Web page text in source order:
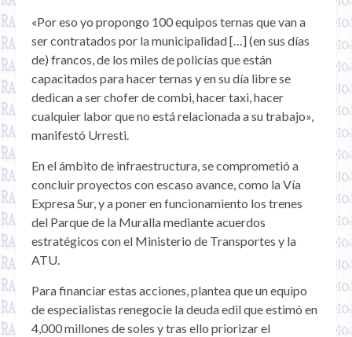
«Por eso yo propongo 100 equipos ternas que van a
ser contratados por la municipalidad […] (en sus días
de) francos, de los miles de policías que están
capacitados para hacer ternas y en su día libre se
dedican a ser chofer de combi, hacer taxi, hacer
cualquier labor que no está relacionada a su trabajo»,
manifestó Urresti.
En el ámbito de infraestructura, se comprometió a
concluir proyectos con escaso avance, como la Vía
Expresa Sur, y a poner en funcionamiento los trenes
del Parque de la Muralla mediante acuerdos
estratégicos con el Ministerio de Transportes y la
ATU.
Para financiar estas acciones, plantea que un equipo
de especialistas renegocie la deuda edil que estimó en
4,000 millones de soles y tras ello priorizar el